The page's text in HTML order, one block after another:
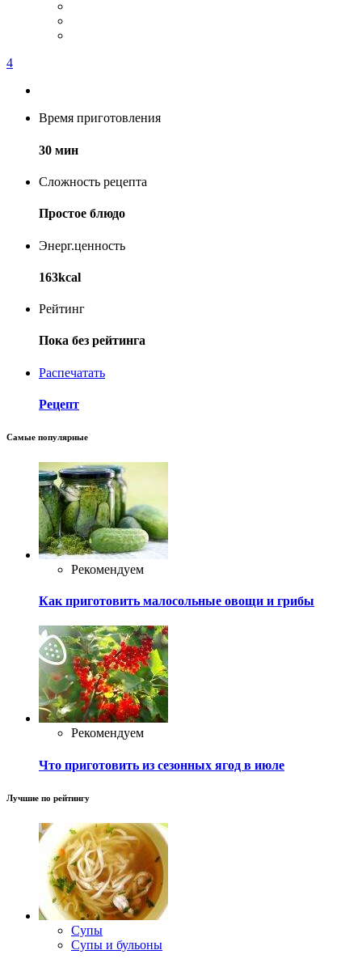
4
Время приготовления
30 мин
Сложность рецепта
Простое блюдо
Энерг.ценность
163kcal
Рейтинг
Пока без рейтинга
Распечатать
Рецепт
Самые популярные
Рекомендуем
Как приготовить малосольные овощи и грибы
Рекомендуем
Что приготовить из сезонных ягод в июле
Лучшие по рейтингу
Супы
Супы и бульоны